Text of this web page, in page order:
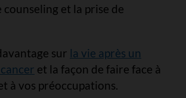
et la prise de
sur la vie après un
et la façon de faire face à
à vos préoccupations.